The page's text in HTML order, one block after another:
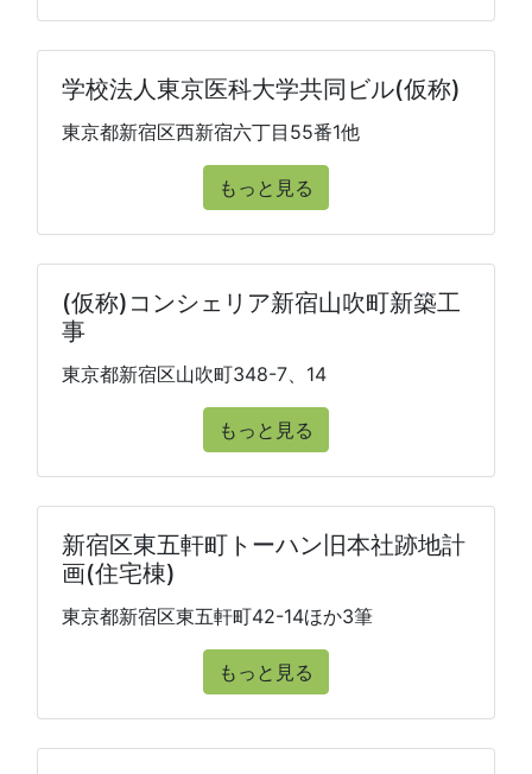
学校法人東京医科大学共同ビル(仮称)
東京都新宿区西新宿六丁目55番1他
もっと見る
(仮称)コンシェリア新宿山吹町新築工
事
東京都新宿区山吹町348-7、14
もっと見る
新宿区東五軒町トーハン旧本社跡地計
画(住宅棟)
東京都新宿区東五軒町42-14ほか3筆
もっと見る